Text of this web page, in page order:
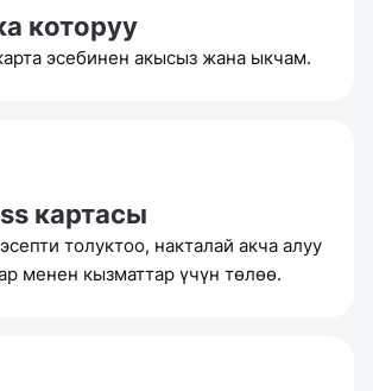
которуу
эсебинен акысыз жана ыкчам.
картасы
толуктоо, накталай акча алуу
менен кызматтар үчүн төлөө.